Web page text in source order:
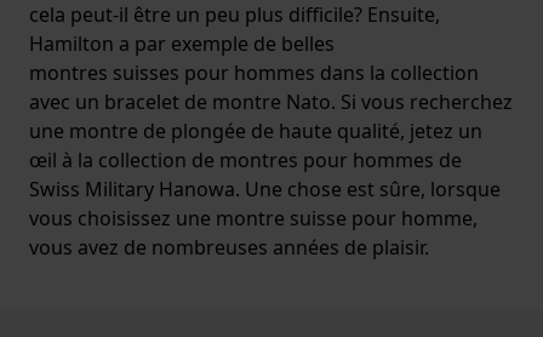
cela peut-il être un peu plus difficile? Ensuite,
Hamilton a par exemple de belles
montres suisses pour hommes dans la collection
avec un bracelet de montre Nato. Si vous recherchez
une montre de plongée de haute qualité, jetez un
œil à la collection de montres pour hommes de
Swiss Military Hanowa. Une chose est sûre, lorsque
vous choisissez une montre suisse pour homme,
vous avez de nombreuses années de plaisir.